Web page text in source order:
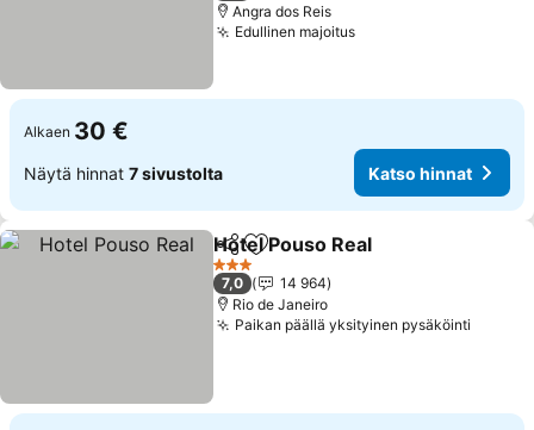
Angra dos Reis
Edullinen majoitusKatso hinnat
Alkaen 30 €
Näytä hinnat 7 sivustolta Katso hinnat
Jaa Lisää suosikkeihin
Hotel Pouso Real
3 Tähtiluokitus
7,0
14 964
Rio de Janeiro
Paikan päällä yksityinen pysäköinti